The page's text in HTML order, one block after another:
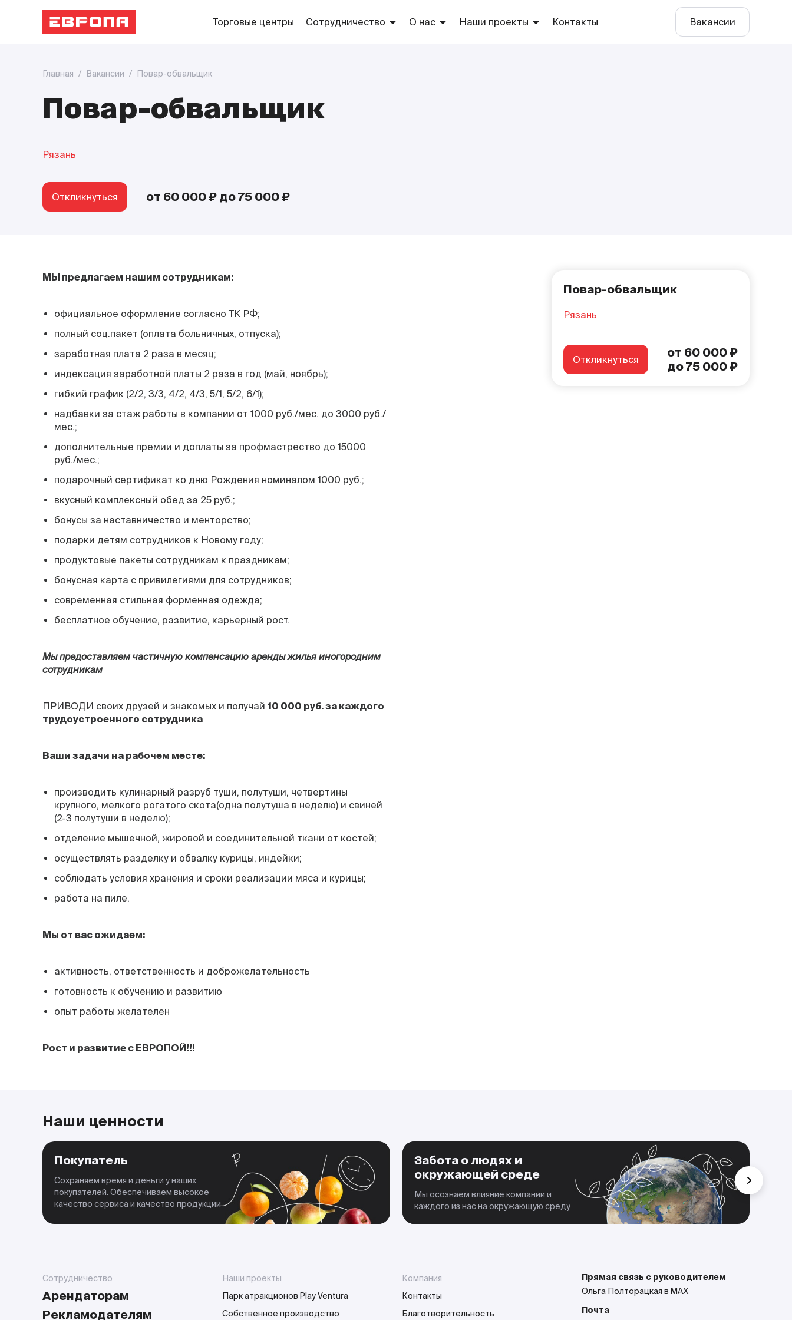
Торговые центры Сотрудничество
Поставщикам
О нас Наши проекты Контакты Вакансии
Главная / Вакансии / Повар-обвальщик
Повар-обвальщик
Рязань
Откликнуться от 60 000 ₽ до 75 000 ₽
Повар-обвальщик
Рязань
Откликнуться
от 60 000 ₽
до 75 000 ₽
МЫ предлагаем нашим сотрудникам:
официальное оформление согласно ТК РФ;
полный соц.пакет (оплата больничных, отпуска);
заработная плата 2 раза в месяц;
индексация заработной платы 2 раза в год (май, ноябрь);
гибкий график (2/2, 3/3, 4/2, 4/3, 5/1, 5/2, 6/1);
надбавки за стаж работы в компании от 1000 руб./мес. до 3000 руб./
мес.;
дополнительные премии и доплаты за профмастрество до 15000
руб./мес.;
подарочный сертификат ко дню Рождения номиналом 1000 руб.;
вкусный комплексный обед за 25 руб.;
бонусы за наставничество и менторство;
подарки детям сотрудников к Новому году;
продуктовые пакеты сотрудникам к праздникам;
бонусная карта с привилегиями для сотрудников;
современная стильная форменная одежда;
бесплатное обучение, развитие, карьерный рост.
Мы предоставляем частичную компенсацию аренды жилья иногородним
сотрудникам
ПРИВОДИ своих друзей и знакомых и получай 10 000 руб. за каждого
трудоустроенного сотрудника
Ваши задачи на рабочем месте:
производить кулинарный разруб туши, полутуши, четвертины
крупного, мелкого рогатого скота(одна полутуша в неделю) и свиней
(2-3 полутуши в неделю);
отделение мышечной, жировой и соединительной ткани от костей;
осуществлять разделку и обвалку курицы, индейки;
соблюдать условия хранения и сроки реализации мяса и курицы;
работа на пиле.
Мы от вас ожидаем:
активность, ответственность и доброжелательность
готовность к обучению и развитию
опыт работы желателен
Рост и развитие с ЕВРОПОЙ!!!
Наши ценности
Покупатель
Сохраняем время и деньги у наших
покупателей. Обеспечиваем высокое
качество сервиса и качество продукции
Забота о людях и
окружающей среде
Мы осознаем влияние компании и
каждого из нас на окружающую среду
Сотрудничество
Арендаторам
Рекламодателям
Наши проекты
Парк атракционов Play Ventura
Собственное производство
Компания
Контакты
Благотворительность
Прямая связь с руководителем
Ольга Полторацкая в MAX
Почта